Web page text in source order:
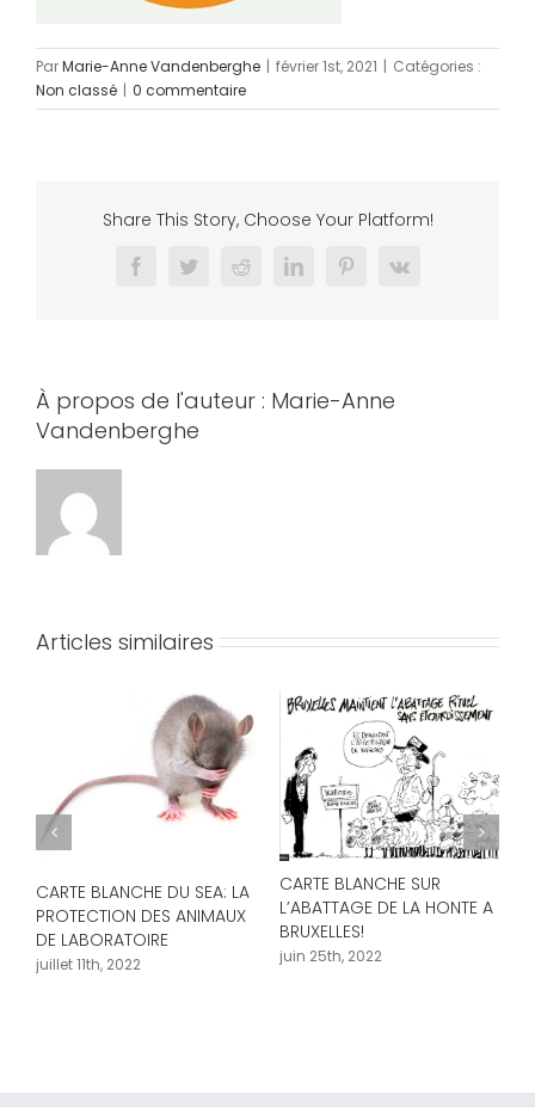
ParMarie-Anne Vandenberghe | février 1st, 2021 | Catégories :
Non classé | 0 commentaire
Share This Story, Choose Your Platform!
FacebookTwitterRedditLinkedInPinterest
Vk
À propos de l'auteur : Marie-Anne
Vandenberghe
Articles similaires
CARTE BLANCHE DU SEA: LA
PROTECTION DES ANIMAUX
DE LABORATOIRE
juillet 11th, 2022
CARTE BLANCHE SUR
L’ABATTAGE DE LA HONTE A
BRUXELLES!
juin 25th, 2022